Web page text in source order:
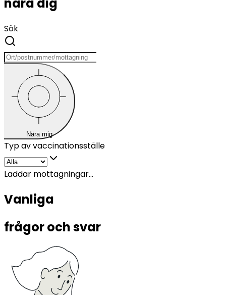
nära dig
Sök
Nära mig
Typ av vaccinationsställe
Laddar mottagningar...
Vanliga
frågor och svar